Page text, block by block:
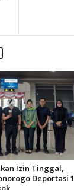
Izin Tinggal,
Deportasi 1